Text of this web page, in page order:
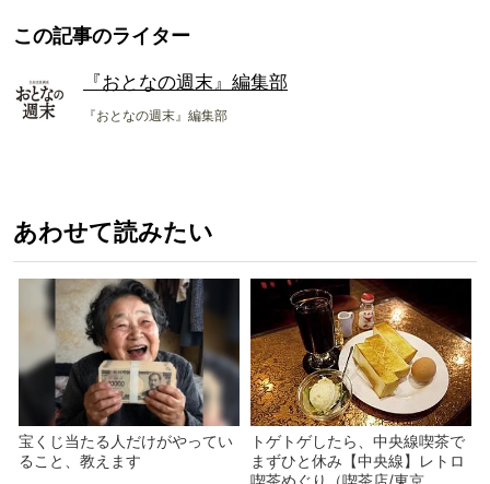
この記事のライター
『おとなの週末』編集部
『おとなの週末』編集部
あわせて読みたい
宝くじ当たる人だけがやってい
ること、教えます
トゲトゲしたら、中央線喫茶で
まずひと休み【中央線】レトロ
喫茶めぐり（喫茶店/東京...